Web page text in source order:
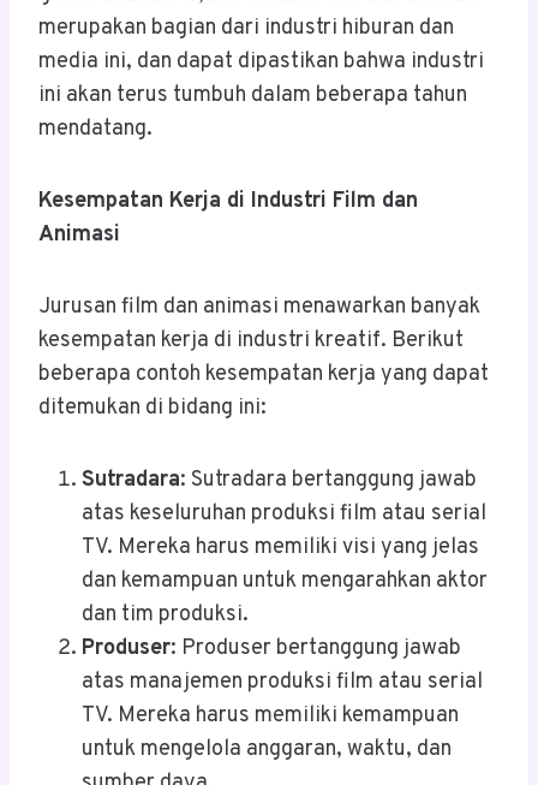
merupakan bagian dari industri hiburan dan
media ini, dan dapat dipastikan bahwa industri
ini akan terus tumbuh dalam beberapa tahun
mendatang.
Kesempatan Kerja di Industri Film dan
Animasi
Jurusan film dan animasi menawarkan banyak
kesempatan kerja di industri kreatif. Berikut
beberapa contoh kesempatan kerja yang dapat
ditemukan di bidang ini:
Sutradara: Sutradara bertanggung jawab
atas keseluruhan produksi film atau serial
TV. Mereka harus memiliki visi yang jelas
dan kemampuan untuk mengarahkan aktor
dan tim produksi.
Produser: Produser bertanggung jawab
atas manajemen produksi film atau serial
TV. Mereka harus memiliki kemampuan
untuk mengelola anggaran, waktu, dan